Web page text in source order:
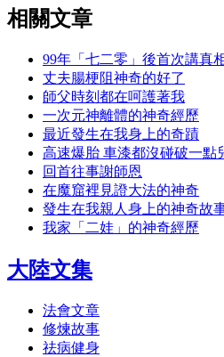
相關文章
99年「七二零」後首次講真
丈夫腸梗阻神奇的好了
師父時刻都在呵護著我
一次元神離體的神奇經歷
最近發生在我身上的奇蹟
高速爆胎 車漆都沒碰破一點
回首往事謝師恩
在魔窟裡見證大法的神奇
發生在我親人身上的神奇故
我家「二娃」的神奇經歷
大陸文集
法會文章
修煉故事
祛病健身